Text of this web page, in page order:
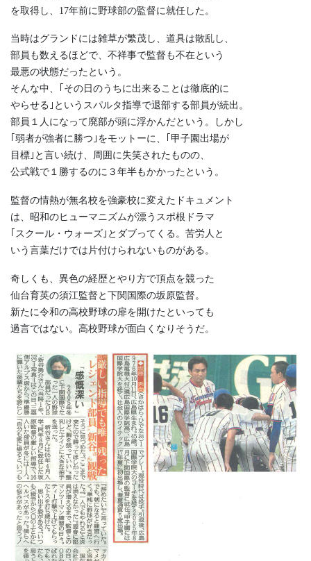
を取得し、17年前に野球部の監督に就任した。
当時はグランドには雑草が繁茂し、道具は散乱し、
部員も数えるほどで、不祥事で監督も不在という
最悪の状態だったという。
そんな中、｢その日のうちに出来ることは徹底的に
やらせる｣というスパルタ指導で退部する部員が続出。
部員１人になって廃部が頭に浮かんだという。しかし
｢弱者が強者に勝つ｣をモットーに、｢甲子園出場が
目標｣と言い続け、周囲に失笑されたものの、
公式戦で１勝するのに３年半もかかったという。
監督の情熱が無名校を強豪校に変えたドキュメント
は、昭和のヒューマニズムが漂うスポ根ドラマ
｢スクール・ウォーズ｣とダブってくる。苦労人と
いう言葉だけでは片付けられないものがある。
奇しくも、異色の経歴とやり方で頂点を競った
仙台育英の須江監督と下関国際の坂原監督。
新たに令和の高校野球の扉を開けたといっても
過言ではない。高校野球が面白くなりそうだ。